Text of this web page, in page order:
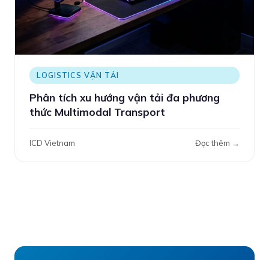
LOGISTICS VẬN TẢI
Phân tích xu hướng vận tải đa phương
thức Multimodal Transport
ICD Vietnam Đọc thêm →